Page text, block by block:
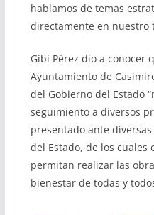
hablamos de temas
directamente en nuestro
Gibi Pérez dio a conocer
Ayuntamiento de
del Gobierno del Estado
seguimiento a diversos
presentado ante
del Estado, de los cuales
permitan realizar las
bienestar de todas y